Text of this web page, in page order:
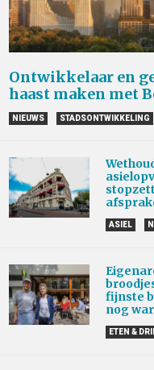
Ontwikkelaar en
haast maken met
NIEUWS STADSONTWIKKELING
ASIEL
fijnste
nog
ETEN &